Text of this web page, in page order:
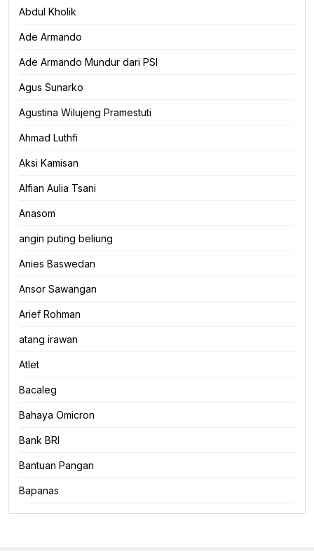
Abdul Kholik
Ade Armando
Ade Armando Mundur dari PSI
Agus Sunarko
Agustina Wilujeng Pramestuti
Ahmad Luthfi
Aksi Kamisan
Alfian Aulia Tsani
Anasom
angin puting beliung
Anies Baswedan
Ansor Sawangan
Arief Rohman
atang irawan
Atlet
Bacaleg
Bahaya Omicron
Bank BRI
Bantuan Pangan
Bapanas